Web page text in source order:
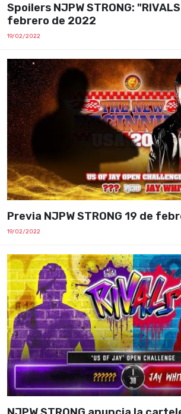
Spoilers NJPW STRONG:
febrero de 2022
19/02/2022
Previa NJPW STRONG 19 de
19/02/2022